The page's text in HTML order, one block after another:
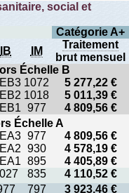
social et
Catégorie A+
IB IM
Traitement
brut mensuel
Échelle B
1072
5 277,22 €
1018
5 011,39 €
977
4 809,56 €
Échelle A
977
4 809,56 €
930
4 578,19 €
895
4 405,89 €
835
4 110,52 €
797
3 923,46 €